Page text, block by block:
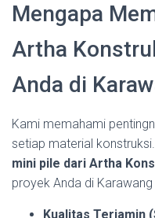
Mengapa
Artha
Anda di
Kami memahami
setiap material
mini pile dari Artha
proyek Anda di
Kualitas Terjamin